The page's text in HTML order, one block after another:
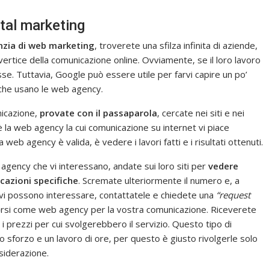
marketing
di web marketing, troverete una sfilza infinita di aziende,
della comunicazione online. Ovviamente, se il loro lavoro
Tuttavia, Google può essere utile per farvi capire un po’
usano le web agency.
provate con il passaparola, cercate nei siti e nei
web agency la cui comunicazione su internet vi piace
agency è valida, è vedere i lavori fatti e i risultati ottenuti.
che vi interessano, andate sui loro siti per vedere
specifiche. Scremate ulteriormente il numero e, a
possono interessare, contattatele e chiedete una “request
come web agency per la vostra comunicazione. Riceverete
per cui svolgerebbero il servizio. Questo tipo di
sforzo e un lavoro di ore, per questo è giusto rivolgerle solo